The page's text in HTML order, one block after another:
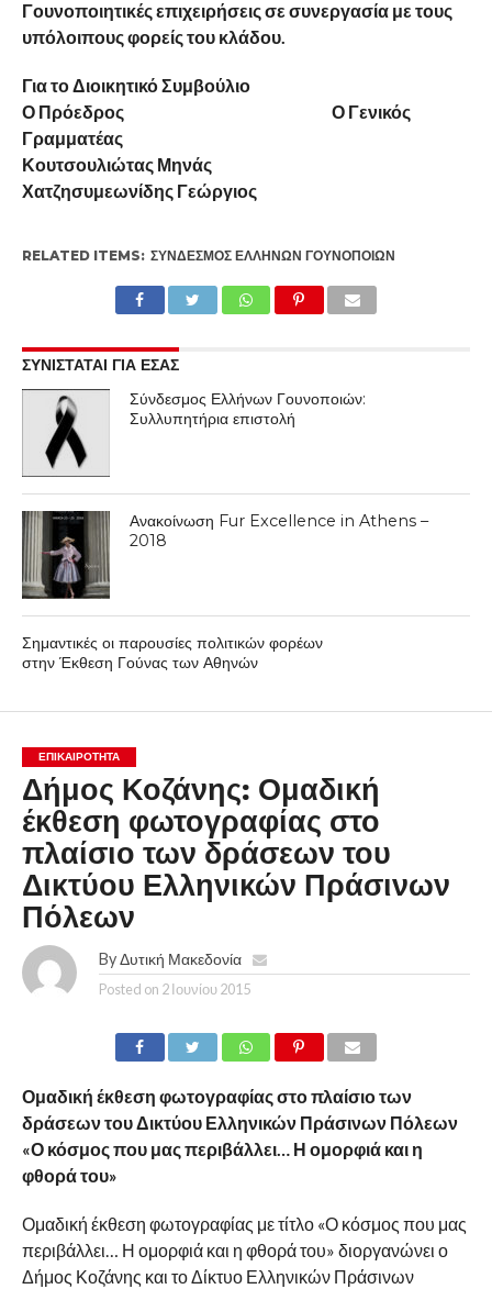
Γουνοποιητικές επιχειρήσεις σε συνεργασία με τους
υπόλοιπους φορείς του κλάδου.
Για το Διοικητικό Συμβούλιο
Ο Πρόεδρος Ο Γενικός
Γραμματέας
Κουτσουλιώτας Μηνάς
Χατζησυμεωνίδης Γεώργιος
RELATED ITEMS: ΣΎΝΔΕΣΜΟΣ ΕΛΛΉΝΩΝ ΓΟΥΝΟΠΟΙΏΝ
ΣΥΝΙΣΤΑΤΑΙ ΓΙΑ ΕΣΑΣ
Σύνδεσμος Ελλήνων Γουνοποιών:
Συλλυπητήρια επιστολή
Ανακοίνωση Fur Excellence in Athens –
2018
Σημαντικές οι παρουσίες πολιτικών φορέων
στην Έκθεση Γούνας των Αθηνών
ΕΠΙΚΑΙΡΟΤΗΤΑ
Δήμος Κοζάνης: Ομαδική
έκθεση φωτογραφίας στο
πλαίσιο των δράσεων του
Δικτύου Ελληνικών Πράσινων
Πόλεων
By Δυτική Μακεδονία
Posted on 2 Ιουνίου 2015
Ομαδική έκθεση φωτογραφίας στο πλαίσιο των
δράσεων του Δικτύου Ελληνικών Πράσινων Πόλεων
«Ο κόσμος που μας περιβάλλει… Η ομορφιά και η
φθορά του»
Ομαδική έκθεση φωτογραφίας με τίτλο «Ο κόσμος που μας
περιβάλλει… Η ομορφιά και η φθορά του» διοργανώνει ο
Δήμος Κοζάνης και το Δίκτυο Ελληνικών Πράσινων